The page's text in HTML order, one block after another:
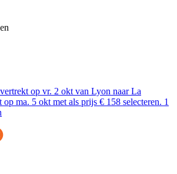
op vr. 2 okt van Lyon naar La
ma. 5 okt met als prijs € 158 selecteren. 1